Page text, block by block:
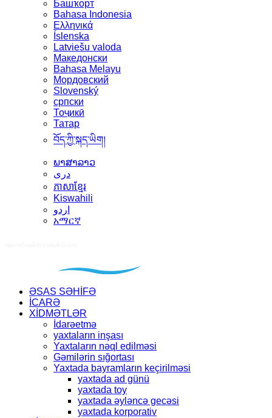
Башҡорт
Bahasa Indonesia
Ελληνικά
Íslenska
Latviešu valoda
Македонски
Bahasa Melayu
Мордовский
Slovenský
српски
Тоҷикӣ
Татар
བོད་ཀྱི་སྐད་ཡིག།
ພາສາລາວ
دری
ភាសាខ្មែរ
Kiswahili
اردو
አማርኛ
ƏSAS SƏHİFƏ
İCARƏ
XİDMƏTLƏR
İdarəetmə
yaxtaların inşası
Yaxtaların nəql edilməsi
Gəmilərin sığortası
Yaxtada bayramların keçirilməsi
yaxtada ad günü
yaxtada toy
yaxtada əyləncə gecəsi
yaxtada korporativ